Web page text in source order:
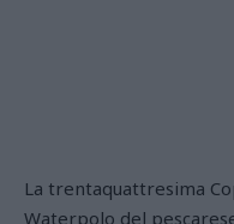
La trentaquattresima
Waterpolo del